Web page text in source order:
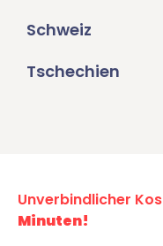
Schweiz
Tschechien
Unverbindlicher
Minuten!